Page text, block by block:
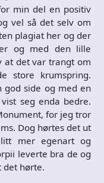
min del en positiv
vel så det selv om
plagiat her og der
og med den lille
at det var trangt om
store krumspring.
god side og med en
seg enda bedre.
for jeg tror
Dog hørtes det ut
mer egenart og
leverte bra de og
det hørte.